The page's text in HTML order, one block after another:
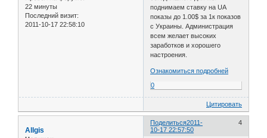
22 минуты
Последний визит:
2011-10-17 22:58:10
поднимаем ставку на UA
показы до 1.00$ за 1к показов
с Украины. Администрация
всем желает высоких
заработков и хорошего
настроения.
Ознакомиться подробней
0
Цитировать
Поделиться 4
2011-
10-17 22:57:50
Allgis